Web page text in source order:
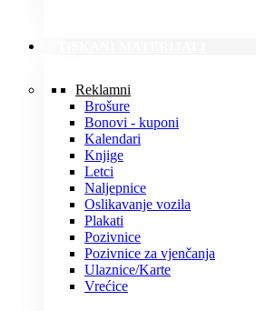
Reklamni
Brošure
Bonovi - kuponi
Kalendari
Knjige
Letci
Naljepnice
Oslikavanje vozila
Plakati
Pozivnice
Pozivnice za vjenčanja
Ulaznice/Karte
Vrećice